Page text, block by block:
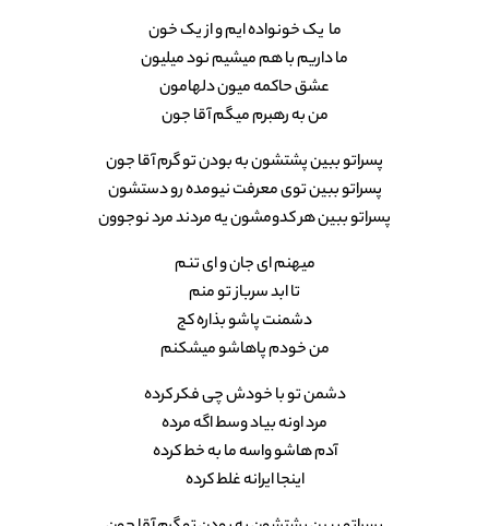
ما یک خونواده ایم و از یک خون
ما داریم با هم میشیم نود میلیون
عشق حاکمه میون دلهامون
من به رهبرم میگم آقا جون
پسراتو ببین پشتشون به بودن تو گرم آقا جون
پسراتو ببین توی معرفت نیومده رو دستشون
پسراتو ببین هر کدومشون یه مردند مرد نوجوون
میهنم ای جان و ای تنم
تا ابد سرباز تو منم
دشمنت پاشو بذاره کج
من خودم پاهاشو میشکنم
دشمن تو با خودش چی فکر کرده
مرد اونه بیاد وسط اگه مرده
آدم هاشو واسه ما به خط کرده
اینجا ایرانه غلط کرده